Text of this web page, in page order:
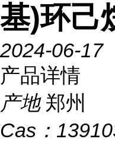
基)环己
2024-06-17
产品详情
产地 郑州
Cas：